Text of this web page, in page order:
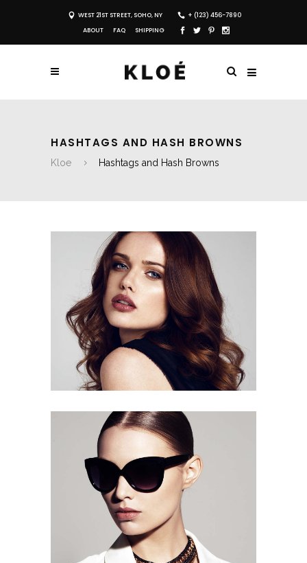
WEST 21ST STREET, SOHO, NY
+ (123) 456-7890
ABOUT
FAQ SHIPPING
HASHTAGS AND HASH BROWNS
Kloe Hashtags and Hash Browns